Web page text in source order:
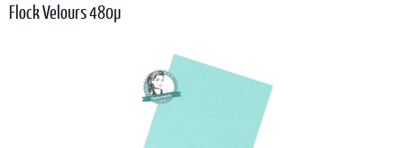
Flock Velours 480µ